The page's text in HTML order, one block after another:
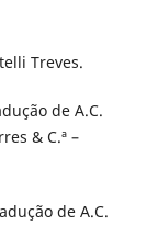
Treves.
de A.C.
& C.ª –
de A.C.